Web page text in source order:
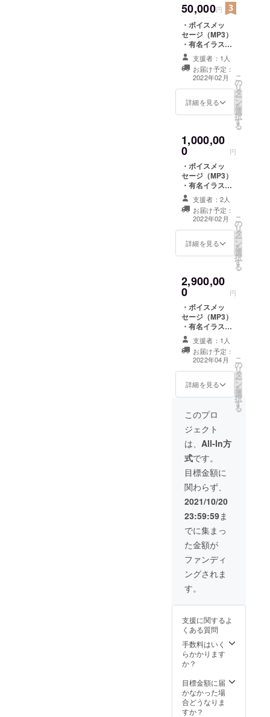
50,000円
・ボイスメッ
セージ（MP3）
・有名イラスト
レーターかたる
にによる
GALDE'rLaのイ
ラスト
支援者：1人
お届け予定：
2022年02月
詳細を見る
こ
の
リ
タ
ー
ン
を
選
択
す
る
1,000,00
0 円
・ボイスメッ
セージ（MP3）
・有名イラスト
レーターかたる
にによる
GALDE'rLaのイ
ラスト ・
GALDE'rLaライ
ブステージ動画
支援者：2人
お届け予定：
2022年02月
詳細を見る
こ
の
リ
タ
ー
ン
を
選
択
す
る
2,900,00
0 円
・ボイスメッ
セージ（MP3）
・有名イラスト
レーターかたる
にによる
GALDE'rLaのイ
ラスト ・新曲オ
リジナル
MV（MP4）
支援者：1人
お届け予定：
2022年04月
詳細を見る
こ
の
リ
タ
ー
ン
を
選
択
す
る
このプロ
ジェクト
は、 All-In方
式です。
目標金額に
関わらず、
2021/10/20
23:59:59ま
でに集まっ
た金額が
ファンディ
ングされま
す。
支援に関するよ
くある質問
手数料はいく
らかかります
か？
目標金額に届
かなかった場
合どうなりま
すか？